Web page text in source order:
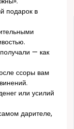
подарок в
— как
ссоры вам
или усилий
дарителе,